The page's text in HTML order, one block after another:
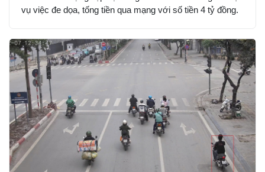
vụ việc đe dọa, tống tiền qua mạng với số tiền 4 tỷ đồng.